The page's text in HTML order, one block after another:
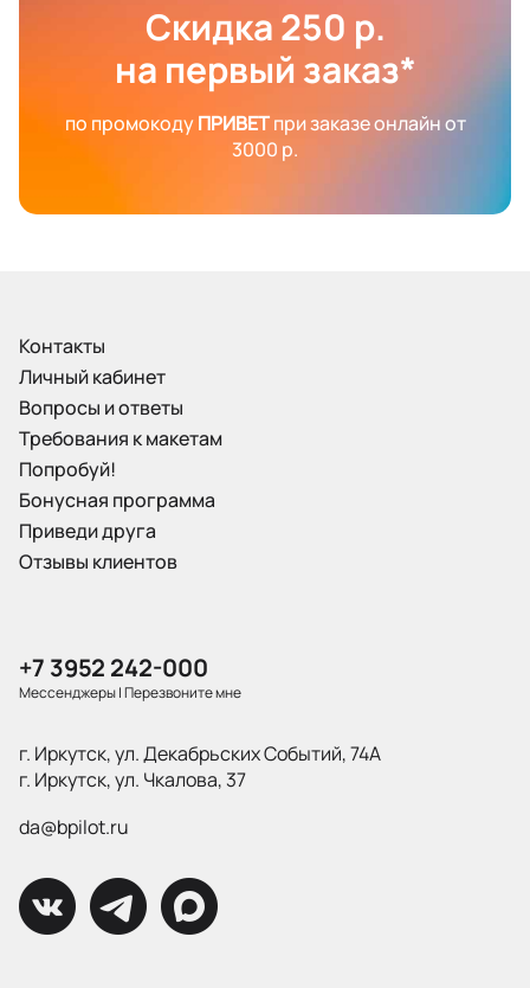
Скидка 250 р.
на первый заказ*
по промокодуПРИВЕТпри заказе онлайн от
3000 р.
Контакты
Личный кабинет
Вопросы и ответы
Требования к макетам
Попробуй!
Бонусная программа
Приведи друга
Отзывы клиентов
+7 3952 242-000
Мессенджеры|Перезвоните мне
г. Иркутск, ул. Декабрьских Событий, 74А
г. Иркутск, ул. Чкалова, 37
da@bpilot.ru